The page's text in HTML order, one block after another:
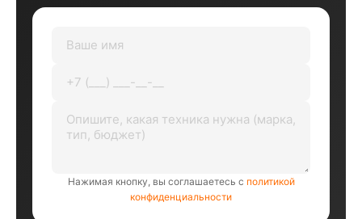
Нажимая кнопку, вы соглашаетесь с политикой
конфиденциальности